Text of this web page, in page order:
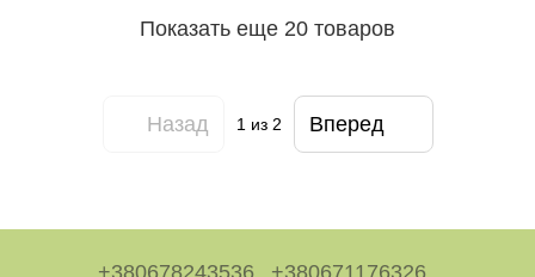
Показать еще 20 товаров
Назад 1 из 2 Вперед
+380678243536 +380671176326